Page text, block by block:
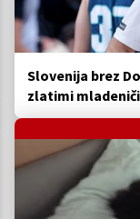
Slovenija brez
zlatimi mladeniči